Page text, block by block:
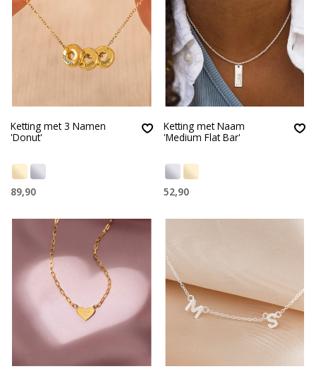
Ketting met 3 Namen
'Donut'
89,90
Ketting met Naam
'Medium Flat Bar'
52,90